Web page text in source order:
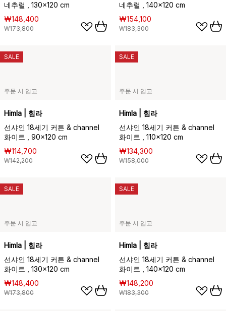
네추럴 , 130x120 cm
₩148,400
₩173,800
네추럴 , 140x120 cm
₩154,100
₩183,300
주문 시 입고
Himla | 힘라
선샤인 18세기 커튼 & channel
화이트 , 90x120 cm
₩114,700
₩142,200
SALE
주문 시 입고
Himla | 힘라
선샤인 18세기 커튼 & channel
화이트 , 110x120 cm
₩134,300
₩158,000
SALE
주문 시 입고
Himla | 힘라
선샤인 18세기 커튼 & channel
화이트 , 130x120 cm
₩148,400
₩173,800
SALE
주문 시 입고
Himla | 힘라
선샤인 18세기 커튼 & channel
화이트 , 140x120 cm
₩148,200
₩183,300
SALE